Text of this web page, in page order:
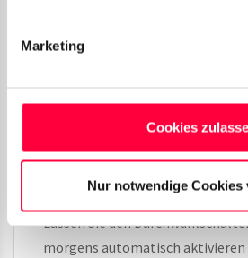
Marketing
Cookies
Nur notwendige Cookies
Rufweiterleitungen präziser
zu managen. Individuelle
System übernimmt ab dann das
Umschalten für Sie.
Klicken Sie bei einem erstellten
im Reiter
Regeln auf
Lassen Sie den
morgens automatisch aktivieren